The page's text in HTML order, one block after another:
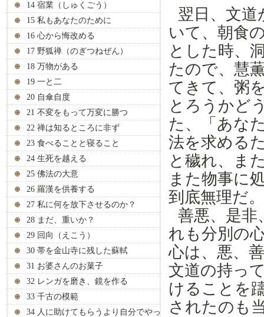
14 宿業（しゅくごう）
15 私もあなたのために
16 心から悔改める
17 野狐禅（のぎつねぜん）
18 万物がある
19 一と二
20 自傘自度
21 不変をもって万変に勝つ
22 禅は知るところに非ず
23 食べることと寝ること
24 生死を越える
25 佛法の大意
26 羅漢を供養する
27 私に何を放下させるのか？
28 まだ、重いか？
29 回向（えこう）
30 帯を金山寺に残した蘇軾
31 お婆さんのお菓子
32 レンガを磨き、鏡を作る
33 千古の模範
34 人に助けてもらうより自分でやっ
翌日、文
いて、 朝食
とした時、
たので、慧
てきて、粥
とろうかど
た 、
「あな
法を求める
と 穢れ、ま
また物事に
到底無理だ
善悪、是非
れも分別の
心は、悪、
文道の持っ
けることを
されたのも